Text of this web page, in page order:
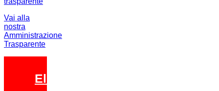
Vai alla
nostra
Amministrazione
Trasparente
Elezioni 2026